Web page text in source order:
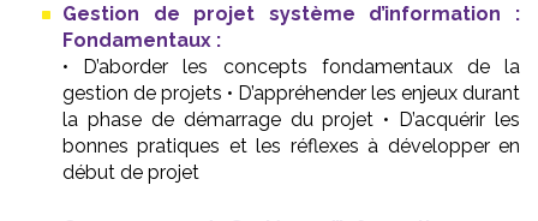
Gestion de projet système d’information :
Fondamentaux :
• D’aborder les concepts fondamentaux de la
gestion de projets • D’appréhender les enjeux durant
la phase de démarrage du projet • D’acquérir les
bonnes pratiques et les réflexes à développer en
début de projet